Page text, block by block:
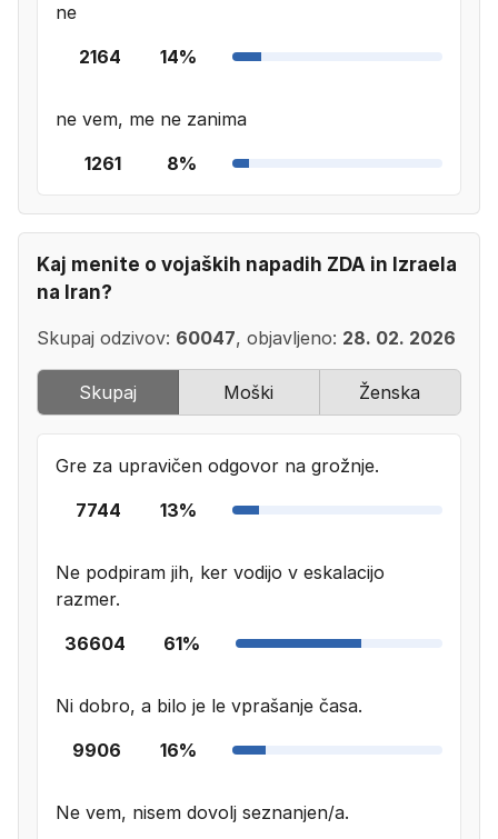
ne
2164
14%
ne vem, me ne zanima
1261
8%
Kaj menite o vojaških napadih ZDA in Izraela
na Iran?
Skupaj odzivov: 60047, objavljeno: 28. 02. 2026
Skupaj Moški Ženska
Gre za upravičen odgovor na grožnje.
7744
13%
Ne podpiram jih, ker vodijo v eskalacijo
razmer.
36604
61%
Ni dobro, a bilo je le vprašanje časa.
9906
16%
Ne vem, nisem dovolj seznanjen/a.